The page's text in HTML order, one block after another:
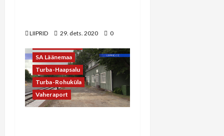
LIIPRID 29. dets. 2020 0
Rein Riisalu
SA Läänemaa
Turba-Haapsalu
Turba-Rohuküla
Vaheraport